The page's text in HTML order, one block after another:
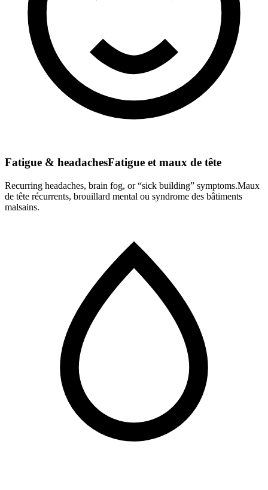
Fatigue & headachesFatigue et maux de tête
Recurring headaches, brain fog, or “sick building” symptoms.Maux
de tête récurrents, brouillard mental ou syndrome des bâtiments
malsains.